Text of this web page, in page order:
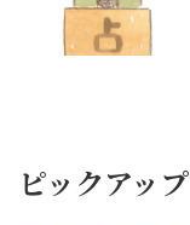
ピックアップ